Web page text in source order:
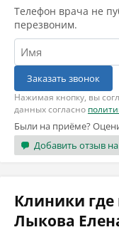
Телефон врача не
перезвоним.
Заказать звонок
Нажимая кнопку, вы
данных согласно
Были на приёме?
Добавить отзыв
Клиники
Лыкова